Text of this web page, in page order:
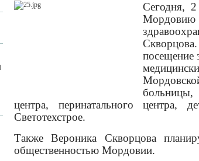
Сегодня,
посещение
центра, перинатального
Светотехстрое.
Также Вероника Скворцова
общественностью Мордовии.